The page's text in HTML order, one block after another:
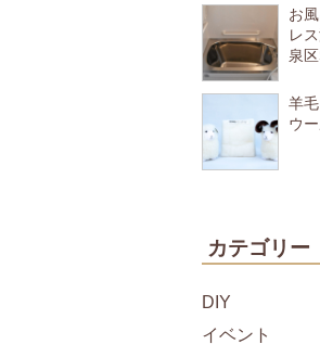
お
レ
泉区
羊
ウ
カテゴリー
DIY
イベント